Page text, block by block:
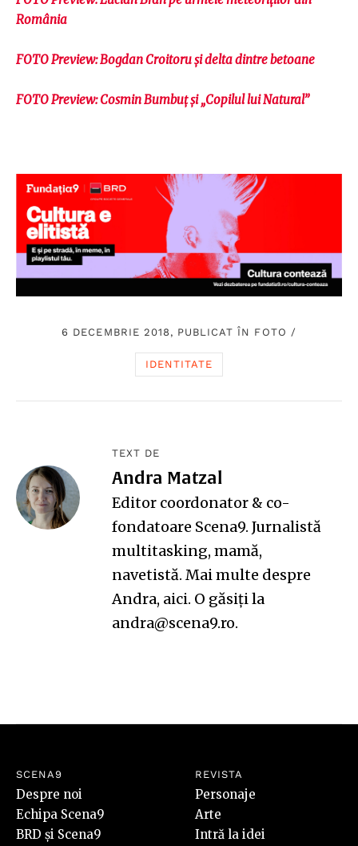
România
FOTO Preview: Bogdan Croitoru și delta dintre betoane
FOTO Preview: Cosmin Bumbuț și „Copilul lui Natural”
6 DECEMBRIE 2018, PUBLICAT ÎN FOTO /
IDENTITATE
TEXT DE
Andra Matzal
Editor coordonator & co-
fondatoare Scena9. Jurnalistă
multitasking, mamă,
navetistă. Mai multe despre
Andra, aici. O găsiți la
andra@scena9.ro.
SCENA9
Despre noi
Echipa Scena9
BRD și Scena9
REVISTA
Personaje
Arte
Intră la idei